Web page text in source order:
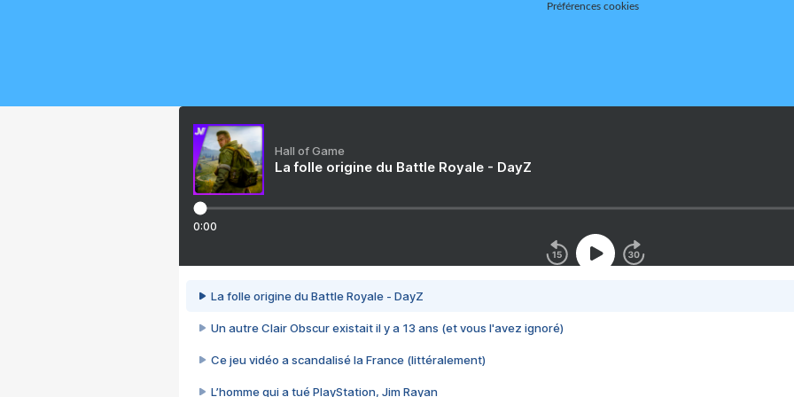
Préférences cookies
Hall of Game
La folle origine du Battle Royale - DayZ
0:00
La folle origine du Battle Royale - DayZ
Un autre Clair Obscur existait il y a 13 ans (et vous l'avez ignoré)
Ce jeu vidéo a scandalisé la France (littéralement)
L’homme qui a tué PlayStation, Jim Rayan